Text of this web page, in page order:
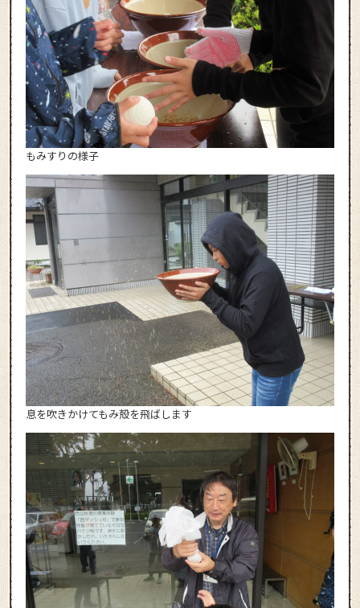
もみすりの様子
息を吹きかけてもみ殻を飛ばします